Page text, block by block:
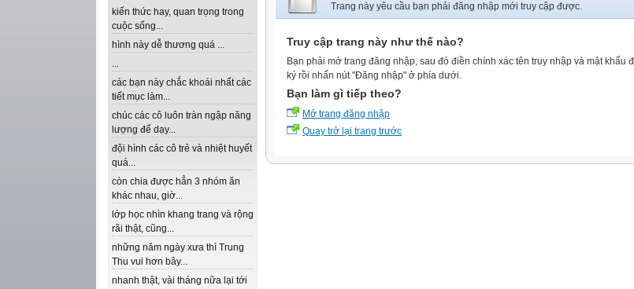
kiến thức hay, quan trọng trong
cuộc sống...
hình này dễ thương quá ...
...
các bạn này chắc khoái nhất các
tiết mục làm...
chúc các cô luôn tràn ngập năng
lượng để dạy...
đội hình các cô trẻ và nhiệt huyết
quá...
còn chia được hẳn 3 nhóm ăn
khác nhau, giờ...
lớp học nhìn khang trang và rộng
rãi thật, cũng...
những năm ngày xưa thì Trung
Thu vui hơn bây...
nhanh thật, vài tháng nữa lại tới
Trang này yêu cầu bạn phải đăng nhập mới truy cập được.
Truy cập trang này như thế nào?
Bạn phải mở trang đăng nhập, sau đó điền chính xác tên truy nhập và mật khẩu
ký rồi nhấn nút "Đăng nhập" ở phía dưới.
Bạn làm gì tiếp theo?
Mở trang đăng nhập
Quay trở lại trang trước